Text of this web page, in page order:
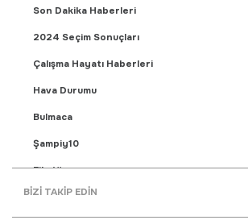
Son Dakika Haberleri
2024 Seçim Sonuçları
Çalışma Hayatı Haberleri
Hava Durumu
Bulmaca
Şampiy10
Fikstür
Puan Durumu
BİZİ TAKİP EDİN